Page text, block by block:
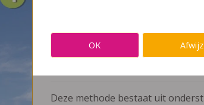
Uitgeverij
Deze methode bestaat uit
OK